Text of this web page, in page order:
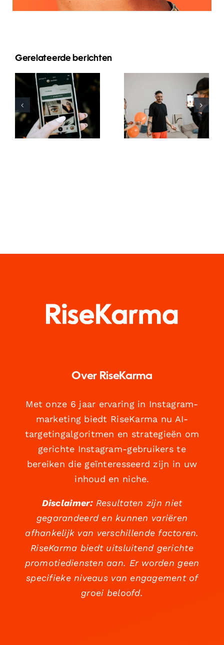
Gerelateerde berichten
Beste
Praktiken für
die Nutzung
von
Augmented-
Reality-
Filtern in
häufigsten
Fragen, die
Menschen
zu sozialen
Medien
Over RiseKarma
Met onze 6 jaar ervaring in Instagram-
marketing biedt RiseKarma nu AI-
targetingalgoritmen en strategieën om
gerichte Instagram-gebruikers te
bereiken die geïnteresseerd zijn in uw
inhoud en niche.
Disclaimer:Resultaten zijn niet
gegarandeerd en kunnen variëren
afhankelijk van verschillende factoren.
RiseKarma biedt uitsluitend gerichte
promotiediensten aan. Er worden geen
specifieke niveaus van engagement of
groei beloofd.